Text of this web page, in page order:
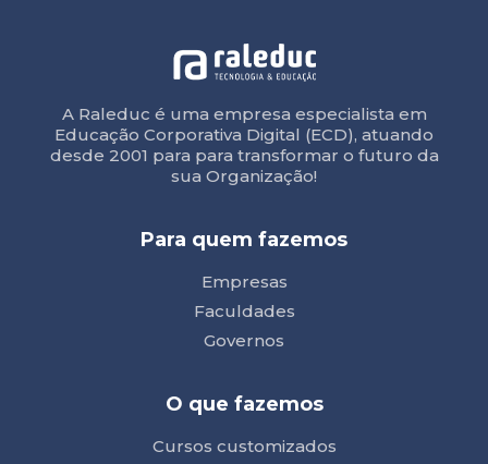
A Raleduc é uma empresa especialista em
Educação Corporativa Digital (ECD), atuando
desde 2001 para para transformar o futuro da
sua Organização!
Para quem fazemos
Empresas
Faculdades
Governos
O que fazemos
Cursos customizados